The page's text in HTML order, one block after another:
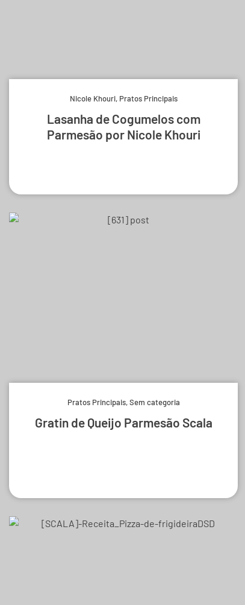
Nicole Khouri, Pratos Principais
Lasanha de Cogumelos com
Parmesão por Nicole Khouri
Pratos Principais,Sem categoria
Gratin de Queijo Parmesão Scala